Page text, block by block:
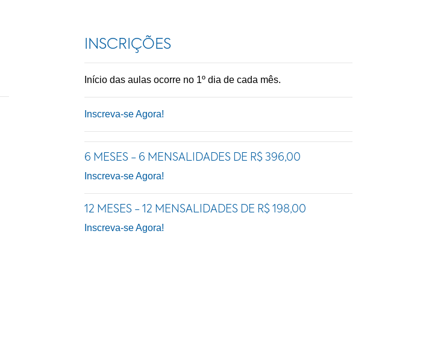
INSCRIÇÕES
Início das aulas ocorre no 1º dia de cada mês.
Inscreva-se Agora!
6 MESES - 6 MENSALIDADES DE R$ 396,00
Inscreva-se Agora!
12 MESES - 12 MENSALIDADES DE R$ 198,00
Inscreva-se Agora!